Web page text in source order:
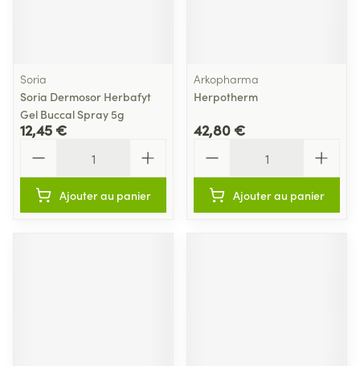
Soria
Soria Dermosor Herbafyt
Gel Buccal Spray 5g
12,45 €
Ajouter au panier
Arkopharma
Herpotherm
42,80 €
Ajouter au panier